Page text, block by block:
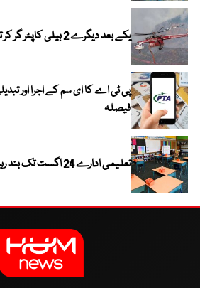
یکے بعد دیگرے 2 ہیلی کاپٹر گر کر تباہ؛ متعدد ہلاکتیں
پی ٹی اے کا ای سم کے اجرا اور
فیصلہ
تعلیمی ادارے 24 اگست تک بند رہیں گے، رانا سکندر حیات